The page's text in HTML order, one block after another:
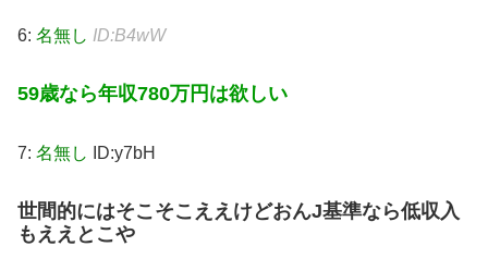
6: 名無し ID:B4wW
59歳なら年収780万円は欲しい
7: 名無し ID:y7bH
世間的にはそこそこええけどおんJ基準なら低収入
もええとこや